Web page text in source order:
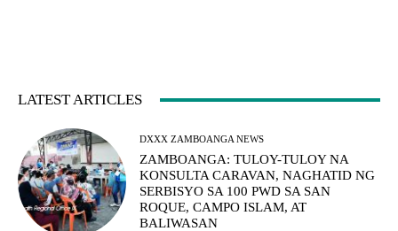
LATEST ARTICLES
DXXX ZAMBOANGA NEWS
ZAMBOANGA: TULOY-TULOY NA
KONSULTA CARAVAN, NAGHATID NG
SERBISYO SA 100 PWD SA SAN
ROQUE, CAMPO ISLAM, AT
BALIWASAN